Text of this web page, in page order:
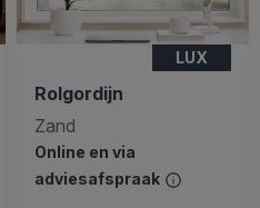
LUX
Rolgordijn
Zand
Online en via
adviesafspraak